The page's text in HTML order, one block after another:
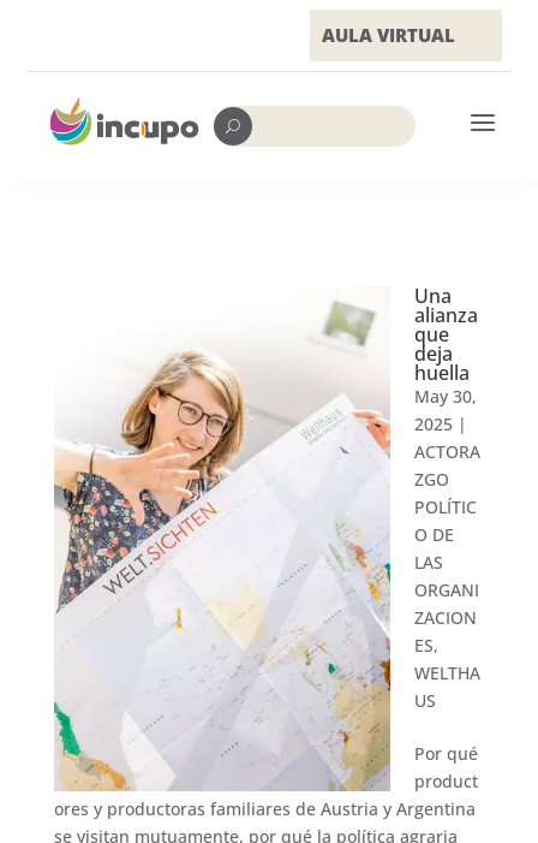
AULA VIRTUAL
U a
Una
alianza
que
deja
huella
May 30,
2025|
ACTORA
ZGO
POLÍTIC
O DE
LAS
ORGANI
ZACION
ES,
WELTHA
US
Por qué
product
ores y productoras familiares de Austria y Argentina
se visitan mutuamente, por qué la política agraria